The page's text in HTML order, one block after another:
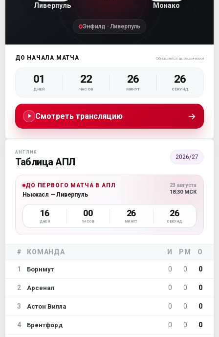
Ливерпуль Монако
Энфилд · Ливерпуль
ДО НАЧАЛА МАТЧА Обновляется автоматически
01
ДНЕЙ
22
ЧАСОВ
26
МИНУТ
25
СЕКУНД
Смотреть трансляцию →
АНГЛИЯ
Таблица АПЛ 2026/27
ДО ПЕРВОГО МАТЧА В АПЛ
Ньюкасл — Ливерпуль
23 августа
18:30 МСК
16
ДНЕЙ
00
ЧАСОВ
26
МИНУТ
25
СЕКУНД
# КОМАНДА И РМ О
1 Борнмут 0 0 0
2 Арсенал 0 0 0
3 Астон Вилла 0 0 0
4 Брентфорд 0 0 0